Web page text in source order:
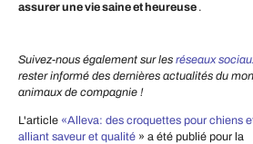
assurer une vie saine et heureuse .
Suivez-nous également sur les réseaux
rester informé des dernières actualités du
animaux de compagnie !
L'article «Alleva: des croquettes pour chiens
alliant saveur et qualité » a été publié pour la